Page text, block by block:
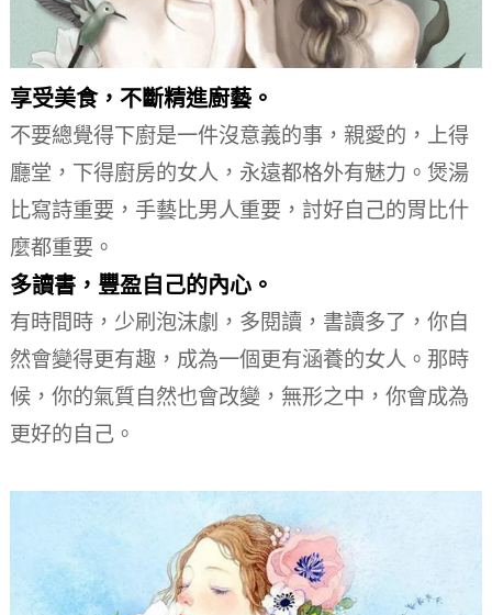
享受美食，不斷精進廚藝。
不要總覺得下廚是一件沒意義的事，親愛的，上得
廳堂，下得廚房的女人，永遠都格外有魅力。 煲湯
比寫詩重要，手藝比男人重要，討好自己的胃比什
麼都重要。
多讀書，豐盈自己的內心。
有時間時，少刷泡沫劇，多閱讀，書讀多了，你自
然會變得更有趣，成為一個更有涵養的女人。 那時
候，你的氣質自然也會改變，無形之中，你會成為
更好的自己。